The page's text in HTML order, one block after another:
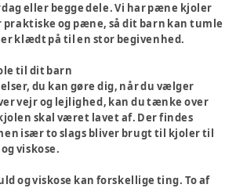
eller begge dele. Vi har pæne kjoler
praktiske og pæne, så dit barn kan tumle
er klædt på til en stor begivenhed.
til dit barn
du kan gøre dig, når du vælger
vejr og lejlighed, kan du tænke over
skal været lavet af. Der findes
især to slags bliver brugt til kjoler til
viskose.
og viskose kan forskellige ting. To af